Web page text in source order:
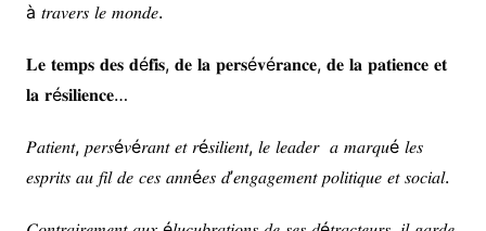
à 𝑡𝑟𝑎𝑣𝑒𝑟𝑠 𝑙𝑒 𝑚𝑜𝑛𝑑𝑒.
𝐋𝐞 𝐭𝐞𝐦𝐩𝐬 𝐝𝐞𝐬 𝐝é𝐟𝐢𝐬, 𝐝𝐞 𝐥𝐚 𝐩𝐞𝐫𝐬é𝐯é𝐫𝐚𝐧𝐜𝐞, 𝐝𝐞 𝐥𝐚 𝐩𝐚𝐭𝐢𝐞𝐧𝐜𝐞 𝐞𝐭
𝐥𝐚 𝐫é𝐬𝐢𝐥𝐢𝐞𝐧𝐜𝐞…
𝑃𝑎𝑡𝑖𝑒𝑛𝑡, 𝑝𝑒𝑟𝑠é𝑣é𝑟𝑎𝑛𝑡 𝑒𝑡 𝑟é𝑠𝑖𝑙𝑖𝑒𝑛𝑡, 𝑙𝑒 𝑙𝑒𝑎𝑑𝑒𝑟 𝑎 𝑚𝑎𝑟𝑞𝑢é 𝑙𝑒𝑠
𝑒𝑠𝑝𝑟𝑖𝑡𝑠 𝑎𝑢 𝑓𝑖𝑙 𝑑𝑒 𝑐𝑒𝑠 𝑎𝑛𝑛é𝑒𝑠 𝑑’𝑒𝑛𝑔𝑎𝑔𝑒𝑚𝑒𝑛𝑡 𝑝𝑜𝑙𝑖𝑡𝑖𝑞𝑢𝑒 𝑒𝑡 𝑠𝑜𝑐𝑖𝑎𝑙.